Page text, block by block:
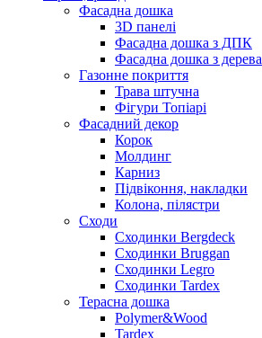
Фасадна дошка
3D панелі
Фасадна дошка з ДПК
Фасадна дошка з дерева
Газонне покриття
Трава штучна
Фігури Топіарі
Фасадний декор
Корок
Молдинг
Карниз
Підвіконня, накладки
Колона, пілястри
Сходи
Сходинки Bergdeck
Сходинки Bruggan
Сходинки Legro
Сходинки Tardex
Терасна дошка
Polymer&Wood
Tardex